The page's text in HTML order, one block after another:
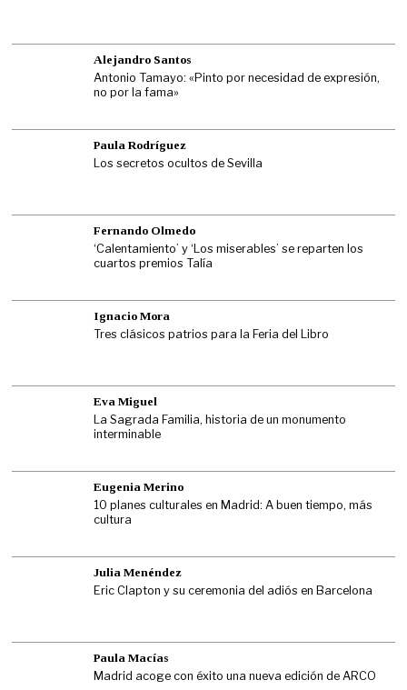
Alejandro Santos
Antonio Tamayo: «Pinto por necesidad de expresión,
no por la fama»
Paula Rodríguez
Los secretos ocultos de Sevilla
Fernando Olmedo
‘Calentamiento’ y ‘Los miserables’ se reparten los
cuartos premios Talía
Ignacio Mora
Tres clásicos patrios para la Feria del Libro
Eva Miguel
La Sagrada Familia, historia de un monumento
interminable
Eugenia Merino
10 planes culturales en Madrid: A buen tiempo, más
cultura
Julia Menéndez
Eric Clapton y su ceremonia del adiós en Barcelona
Paula Macías
Madrid acoge con éxito una nueva edición de ARCO